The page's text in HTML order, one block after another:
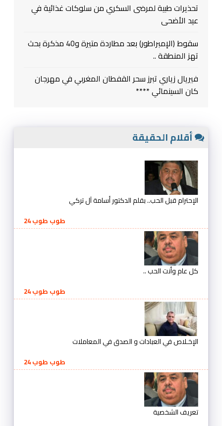
تحذيرات طبية لمرضى السكري من سلوكات غذائية في
عيد الأضحى
سقوط (الإمبراطور) بعد مطاردة متيرة و40 مذكرة بحث
تهز المنطقة ..
فيريال زياري تبرز سحر القفطان المغربي في مهرجان
كان السينمائي ****
أقلام الحقيقة
الإحترام قبل الحب.. بقلم الدكتور أسامة آل تركي
طوب طوب 24
كل عام وأنت الحب ..
طوب طوب 24
الإخـلاص في العبادات و الصدق في المعاملات
طوب طوب 24
تعريف الشخصية